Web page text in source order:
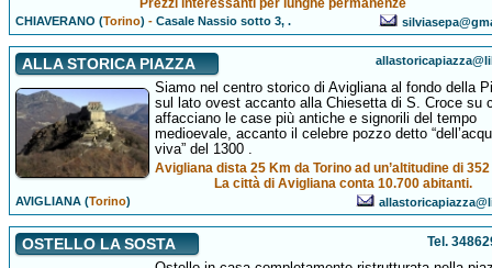
Prezzi interessanti per lunghe permanenze
CHIAVERANO (Torino) -Casale Nassio sotto 3, .
ALLA STORICA PIAZZA
Siamo nel centro storico di Avigliana al fondo della
sul lato ovest accanto alla Chiesetta di S. Croce su
affacciano le case più antiche e signorili del tempo
medioevale, accanto il celebre pozzo detto
viva” del 1300 .
Avigliana dista 25 Km da Torino ad un’altitudine di
La città di Avigliana conta 10.700 abitanti.
AVIGLIANA (Torino)
OSTELLO LA SOSTA Tel.